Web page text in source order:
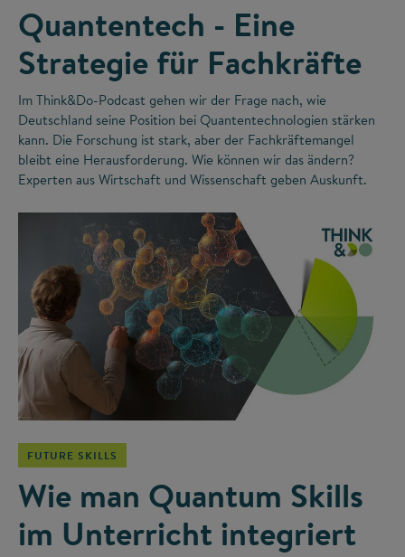
Quantentech - Eine
Strategie für Fachkräfte
Im Think&Do-Podcast gehen wir der Frage nach, wie
Deutschland seine Position bei Quantentechnologien stärken
kann. Die Forschung ist stark, aber der Fachkräftemangel
bleibt eine Herausforderung. Wie können wir das ändern?
Experten aus Wirtschaft und Wissenschaft geben Auskunft.
FUTURE SKILLS
Wie man Quantum Skills
im Unterricht integriert